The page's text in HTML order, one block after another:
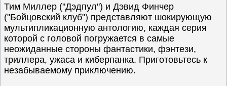
Тим Миллер ("Дэдпул") и Дэвид Финчер
("Бойцовский клуб") представляют шокирующую
мультипликационную антологию, каждая серия
которой с головой погружается в самые
неожиданные стороны фантастики, фэнтези,
триллера, ужаса и киберпанка. Приготовьтесь к
незабываемому приключению.